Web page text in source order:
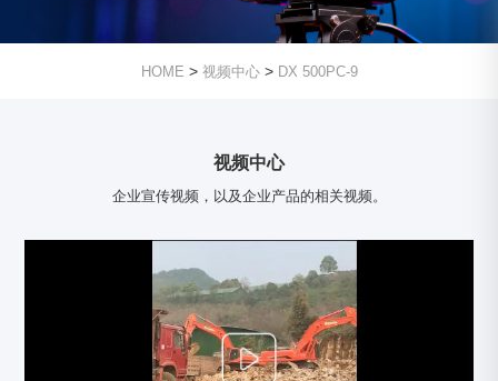
HOME > 视频中心> DX 500PC-9
视频中心
企业宣传视频，以及企业产品的相关视频。